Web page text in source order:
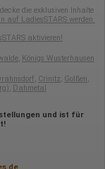
die exklusiven Inhalte
auf LadiesSTARS werden.
aktivieren!
, Königs Wusterhausen
, Crinitz, Golßen,
, Dahmetal
und ist für